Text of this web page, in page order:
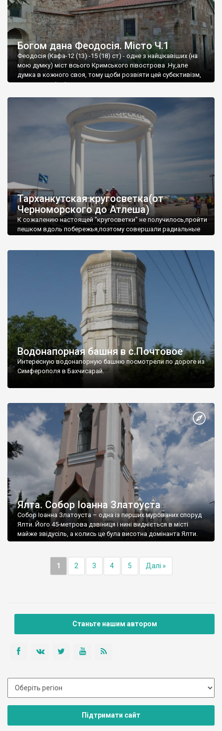
Богом дана Феодосія. Місто Ч.1
Феодосія (Кафа-12 (13) -15 (18) ст) - одне з найцікавіших (на
мою думку) міст всього Кримського півострова .Ну,але
думка в кожного своя, тому щоби розвіяти цей субєктивізм,
запрошую відвідати це
Тарханкутская кругосветка(от
Черноморского до Атлеша)
К сожалению настоящей "кругосветки" не получилось,пройти
пешком вдоль побережья,поэтому совершали радиальные
Водонапорная башня в с.Почтовое
Интересную водонапорную башню посмотрели по дороге из
Симферополя в Бахчисарай.
Ялта. Собор Іоанна Златоуста
Собор Іоанна Златоуста – одна із перших мурованих споруд
Ялти. Його 45-метрова дзвіниця і нині видніється в місті
майже звідусіль, а колись це була висотна домінанта Ялти.
1 2 3 4 5 Далі »
Станьте нашим автором
Підтримати сайт